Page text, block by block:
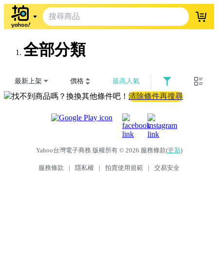
登入
全部分類
最新上架 價格 最高人氣
找不到商品嗎？換換其他條件吧！ 清除條件再搜尋
Yahoo台灣電子商務 版權所有 © 2026 服務條款(更新)
服務條款 | 隱私權 | 拍賣使用規範 | 交易安全